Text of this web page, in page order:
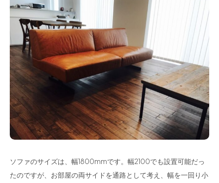
ソファのサイズは、幅1800mmです。幅2100でも設置可能だっ
たのですが、お部屋の両サイドを通路として考え、幅を一回り小